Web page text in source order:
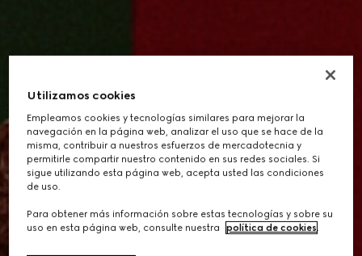
Utilizamos cookies
Empleamos cookies y tecnologías similares para mejorar la
navegación en la página web, analizar el uso que se hace de la
misma, contribuir a nuestros esfuerzos de mercadotecnia y
permitirle compartir nuestro contenido en sus redes sociales. Si
sigue utilizando esta página web, acepta usted las condiciones
de uso.
Para obtener más información sobre estas tecnologías y sobre su
uso en esta página web, consulte nuestra
política de cookies.